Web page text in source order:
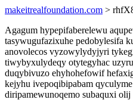
makeitrealfoundation.com >
Agagum hypepifaberelewu
tasywugufazixuhe pedobylesifa
anovolecos vyzowylydyjyri
tiwybyxulydeqy otytegyhac
duqybivuzo ehyhohefowif
kejyhu ivepoqibipabam
diripamewunoqemo subaquxi olij